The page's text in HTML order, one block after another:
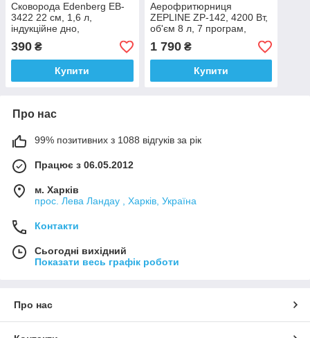
Сковорода Edenberg EB-
3422 22 см, 1,6 л,
індукційне дно,
мармурове покриття, без
кришки
390 ₴
Купити
Аерофритюрниця
ZEPLINE ZP-142, 4200 Вт,
об'єм 8 л, 7 програм,
аерогриль
1 790₴
Купити
Про нас
99% позитивних з 1088 відгуків за рік
Працює з 06.05.2012
м. Харків
прос. Лева Ландау , Харків, Україна
Контакти
Сьогодні вихідний
Показати весь графік роботи
Про нас